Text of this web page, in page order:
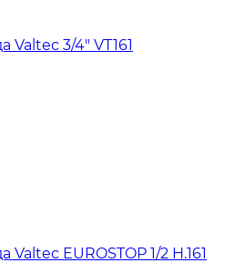
Valtec 3/4" VT161
EUROSTOP 1/2 H.161